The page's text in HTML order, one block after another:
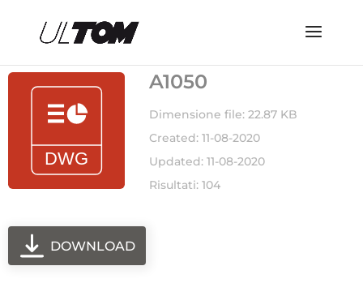
A1050
Dimensione file: 22.87 KB
Created: 11-08-2020
Updated: 11-08-2020
Risultati: 104
DOWNLOAD